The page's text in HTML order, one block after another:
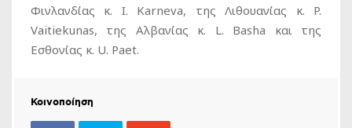
Φινλανδίας κ. I. Karneva, της Λιθουανίας κ. P.
Vaitiekunas, της Αλβανίας κ. L. Basha και της
Εσθονίας κ. U. Paet.
Κοινοποίηση